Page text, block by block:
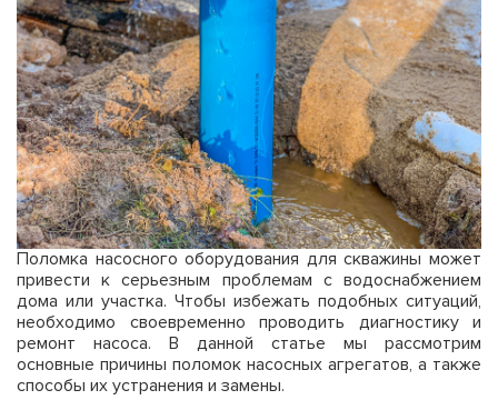
Поломка насосного оборудования для скважины может
привести к серьезным проблемам с водоснабжением
дома или участка. Чтобы избежать подобных ситуаций,
необходимо своевременно проводить диагностику и
ремонт насоса. В данной статье мы рассмотрим
основные причины поломок насосных агрегатов, а также
способы их устранения и замены.